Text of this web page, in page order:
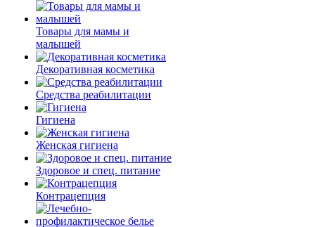
Товары для мамы и
малышей
Декоративная косметика
Средства реабилитации
Гигиена
Женская гигиена
Здоровое и спец. питание
Контрацепция